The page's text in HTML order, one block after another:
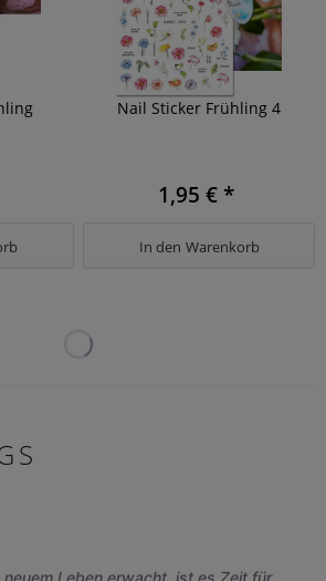
Nail Sticker Frühling 4
1,95 € *
In den Warenkorb
neuem Leben erwacht, ist es Zeit für